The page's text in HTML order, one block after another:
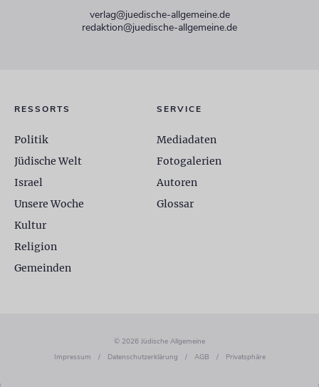
verlag@juedische-allgemeine.de
redaktion@juedische-allgemeine.de
RESSORTS
Politik
Jüdische Welt
Israel
Unsere Woche
Kultur
Religion
Gemeinden
SERVICE
Mediadaten
Fotogalerien
Autoren
Glossar
© 2026 Jüdische Allgemeine
Impressum
/ Datenschutzerklärung / AGB / Privatsphäre